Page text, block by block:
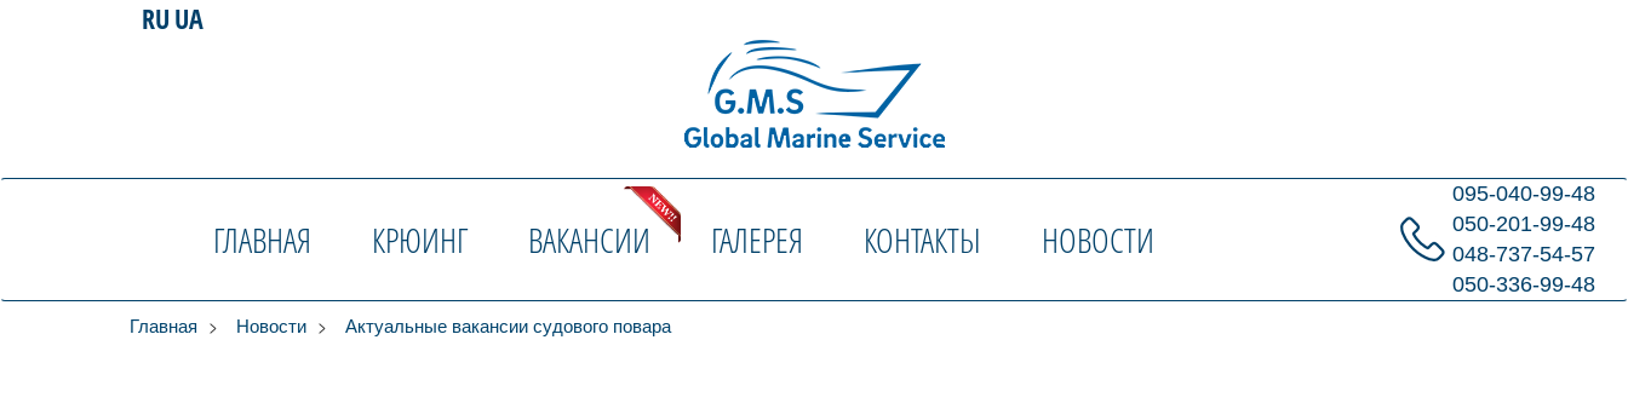
RU UA
ГЛАВНАЯ КРЮИНГ ВАКАНСИИ ГАЛЕРЕЯ КОНТАКТЫ НОВОСТИ
095-040-99-48
050-201-99-48
048-737-54-57
050-336-99-48
Главная > Новости > Актуальные вакансии судового повара